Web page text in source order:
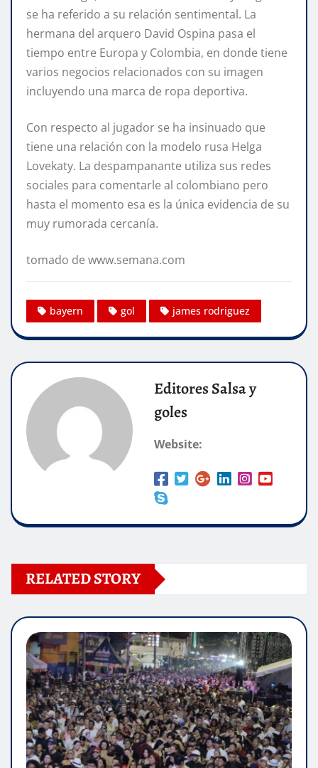
se ha referido a su relación sentimental. La
hermana del arquero David Ospina pasa el
tiempo entre Europa y Colombia, en donde tiene
varios negocios relacionados con su imagen
incluyendo una marca de ropa deportiva.
Con respecto al jugador se ha insinuado que
tiene una relación con la modelo rusa Helga
Lovekaty. La despampanante utiliza sus redes
sociales para comentarle al colombiano pero
hasta el momento esa es la única evidencia de su
muy rumorada cercanía.
tomado de www.semana.com
bayern gol james rodriguez
Editores Salsa y
goles
Website:
RELATED STORY